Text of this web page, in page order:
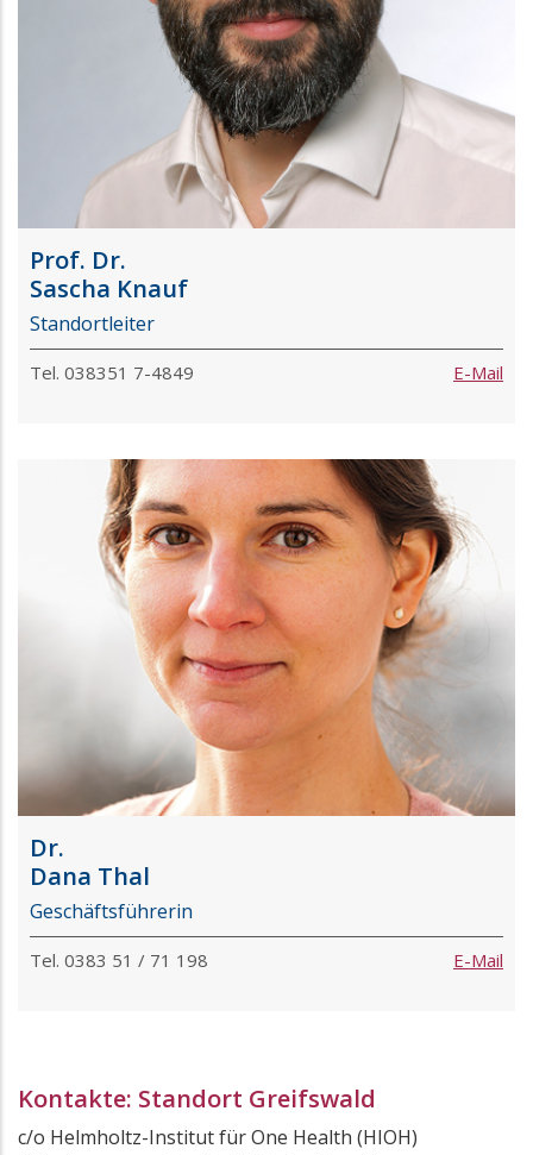
Prof. Dr.
Sascha Knauf
Standortleiter
Tel. 038351 7-4849 E-Mail
Dr.
Dana Thal
Geschäftsführerin
Tel. 0383 51 / 71 198 E-Mail
Kontakte: Standort Greifswald
c/o Helmholtz-Institut für One Health (HIOH)